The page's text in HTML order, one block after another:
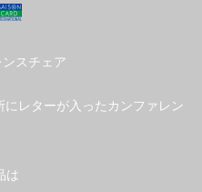
スチェア
レターが入ったカンファレン
は